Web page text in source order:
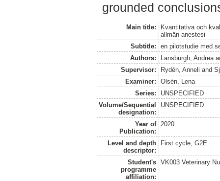
grounded
Main title:
Kvantitativa och
allmän anestesi
Subtitle:
en pilotstudie med
Authors:
Lansburgh, Andrea
Supervisor:
Rydén, Anneli and
Examiner:
Olsén, Lena
Series:
UNSPECIFIED
Volume/Sequential
designation:
UNSPECIFIED
Year of
Publication:
2020
Level and depth
descriptor:
First cycle, G2E
Student's
programme
affiliation:
VK003 Veterinary